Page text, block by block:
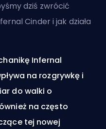
dziś zwrócić
Cinder i jak działa
Infernal
na rozgrywkę i
do walki o
na często
tej nowej